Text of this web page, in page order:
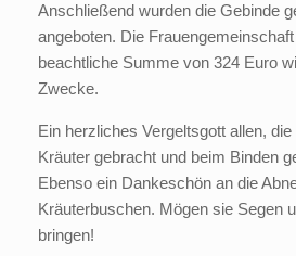
Anschließend wurden die Gebinde
angeboten. Die
beachtliche Summe von 324 Euro
Zwecke.
Ein herzliches Vergeltsgott allen,
Kräuter gebracht und beim Binden
Ebenso ein Dankeschön an die
Kräuterbuschen. Mögen sie Segen
bringen!